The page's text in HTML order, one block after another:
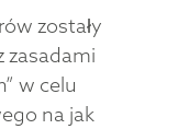
zostały
zasadami
w celu
na jak